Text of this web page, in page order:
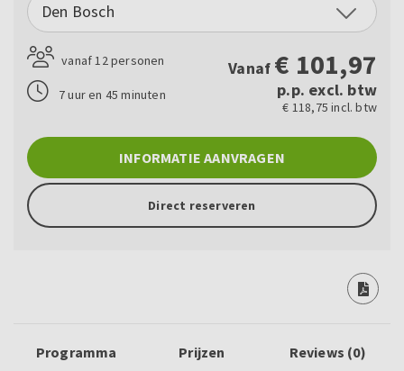
Den Bosch
vanaf 12 personen
7 uur en 45 minuten
Vanaf € 101,97
p.p. excl. btw
€ 118,75 incl. btw
INFORMATIE AANVRAGEN
Direct reserveren
Programma Prijzen Reviews (0)